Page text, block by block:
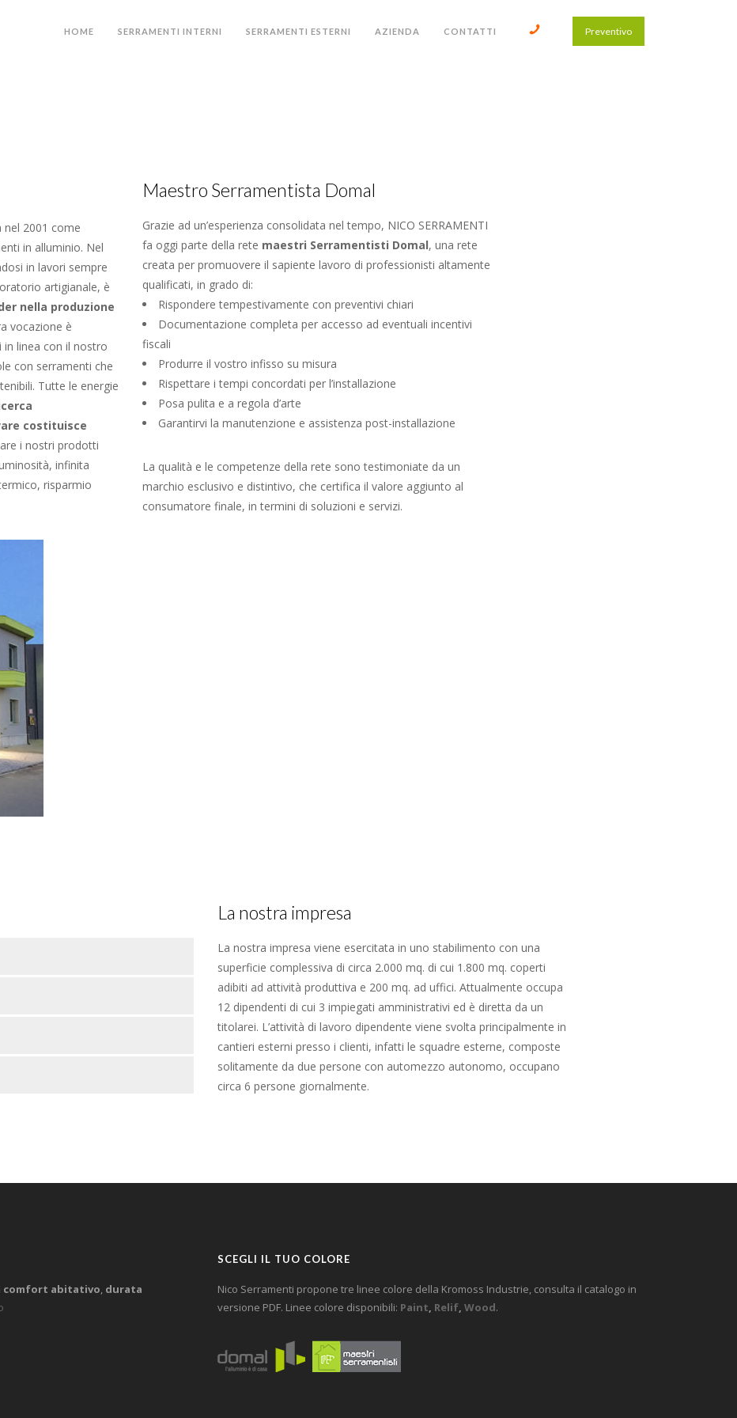
Preventivo
HOME SERRAMENTI INTERNI SERRAMENTI ESTERNI AZIENDA CONTATTI
nel 2001 come
in alluminio. Nel
in lavori sempre
artigianale, è
nella produzione
vocazione è
linea con il nostro
con serramenti che
Tutte le energie
costituisce
i nostri prodotti
infinita
risparmio
Maestro Serramentista Domal
Grazie ad un’esperienza consolidata nel tempo, NICO SERRAMENTI
fa oggi parte della rete maestri Serramentisti Domal, una rete
creata per promuovere il sapiente lavoro di professionisti altamente
qualificati, in grado di:
Rispondere tempestivamente con preventivi chiari
Documentazione completa per accesso ad eventuali incentivi
fiscali
Produrre il vostro infisso su misura
Rispettare i tempi concordati per l’installazione
Posa pulita e a regola d’arte
Garantirvi la manutenzione e assistenza post-installazione
La qualità e le competenze della rete sono testimoniate da un
marchio esclusivo e distintivo, che certifica il valore aggiunto al
consumatore finale, in termini di soluzioni e servizi.
La nostra impresa
La nostra impresa viene esercitata in uno stabilimento con una
superficie complessiva di circa 2.000 mq. di cui 1.800 mq. coperti
adibiti ad attività produttiva e 200 mq. ad uffici. Attualmente occupa
12 dipendenti di cui 3 impiegati amministrativi ed è diretta da un
titolarei. L’attività di lavoro dipendente viene svolta principalmente in
cantieri esterni presso i clienti, infatti le squadre esterne, composte
solitamente da due persone con automezzo autonomo, occupano
circa 6 persone giornalmente.
comfort abitativo, durata
SCEGLI IL TUO COLORE
Nico Serramenti propone tre linee colore della Kromoss Industrie, consulta il catalogo in
versione PDF. Linee colore disponibili: Paint, Relif, Wood.